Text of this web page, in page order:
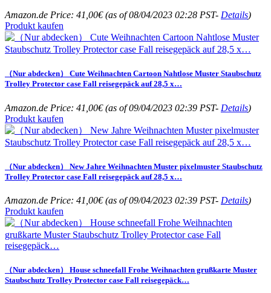
Amazon.de Price: 41,00€(as of 08/04/2023 02:28 PST- Details)
Produkt kaufen
（Nur abdecken） Cute Weihnachten Cartoon Nahtlose Muster Staubschutz
Trolley Protector case Fall reisegepäck auf 28,5 x…
Amazon.de Price: 41,00€(as of 09/04/2023 02:39 PST- Details)
Produkt kaufen
（Nur abdecken） New Jahre Weihnachten Muster pixelmuster Staubschutz
Trolley Protector case Fall reisegepäck auf 28,5 x…
Amazon.de Price: 41,00€(as of 09/04/2023 02:39 PST- Details)
Produkt kaufen
（Nur abdecken） House schneefall Frohe Weihnachten grußkarte Muster
Staubschutz Trolley Protector case Fall reisegepäck…